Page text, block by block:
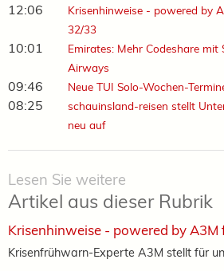
12:06
Krisenhinweise - powered by
32/33
10:01
Emirates: Mehr Codeshare mit
Airways
09:46 Neue TUI Solo-Wochen-
08:25
schauinsland-reisen stellt
neu auf
Lesen Sie weitere
Artikel aus dieser Rubrik
Krisenhinweise - powered by A3M
Krisenfrühwarn-Experte A3M stellt für